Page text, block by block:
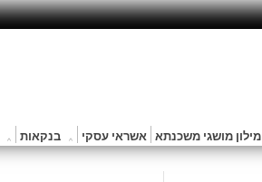
מילון מושגי משכנתא אשראי עסקי בנקאות